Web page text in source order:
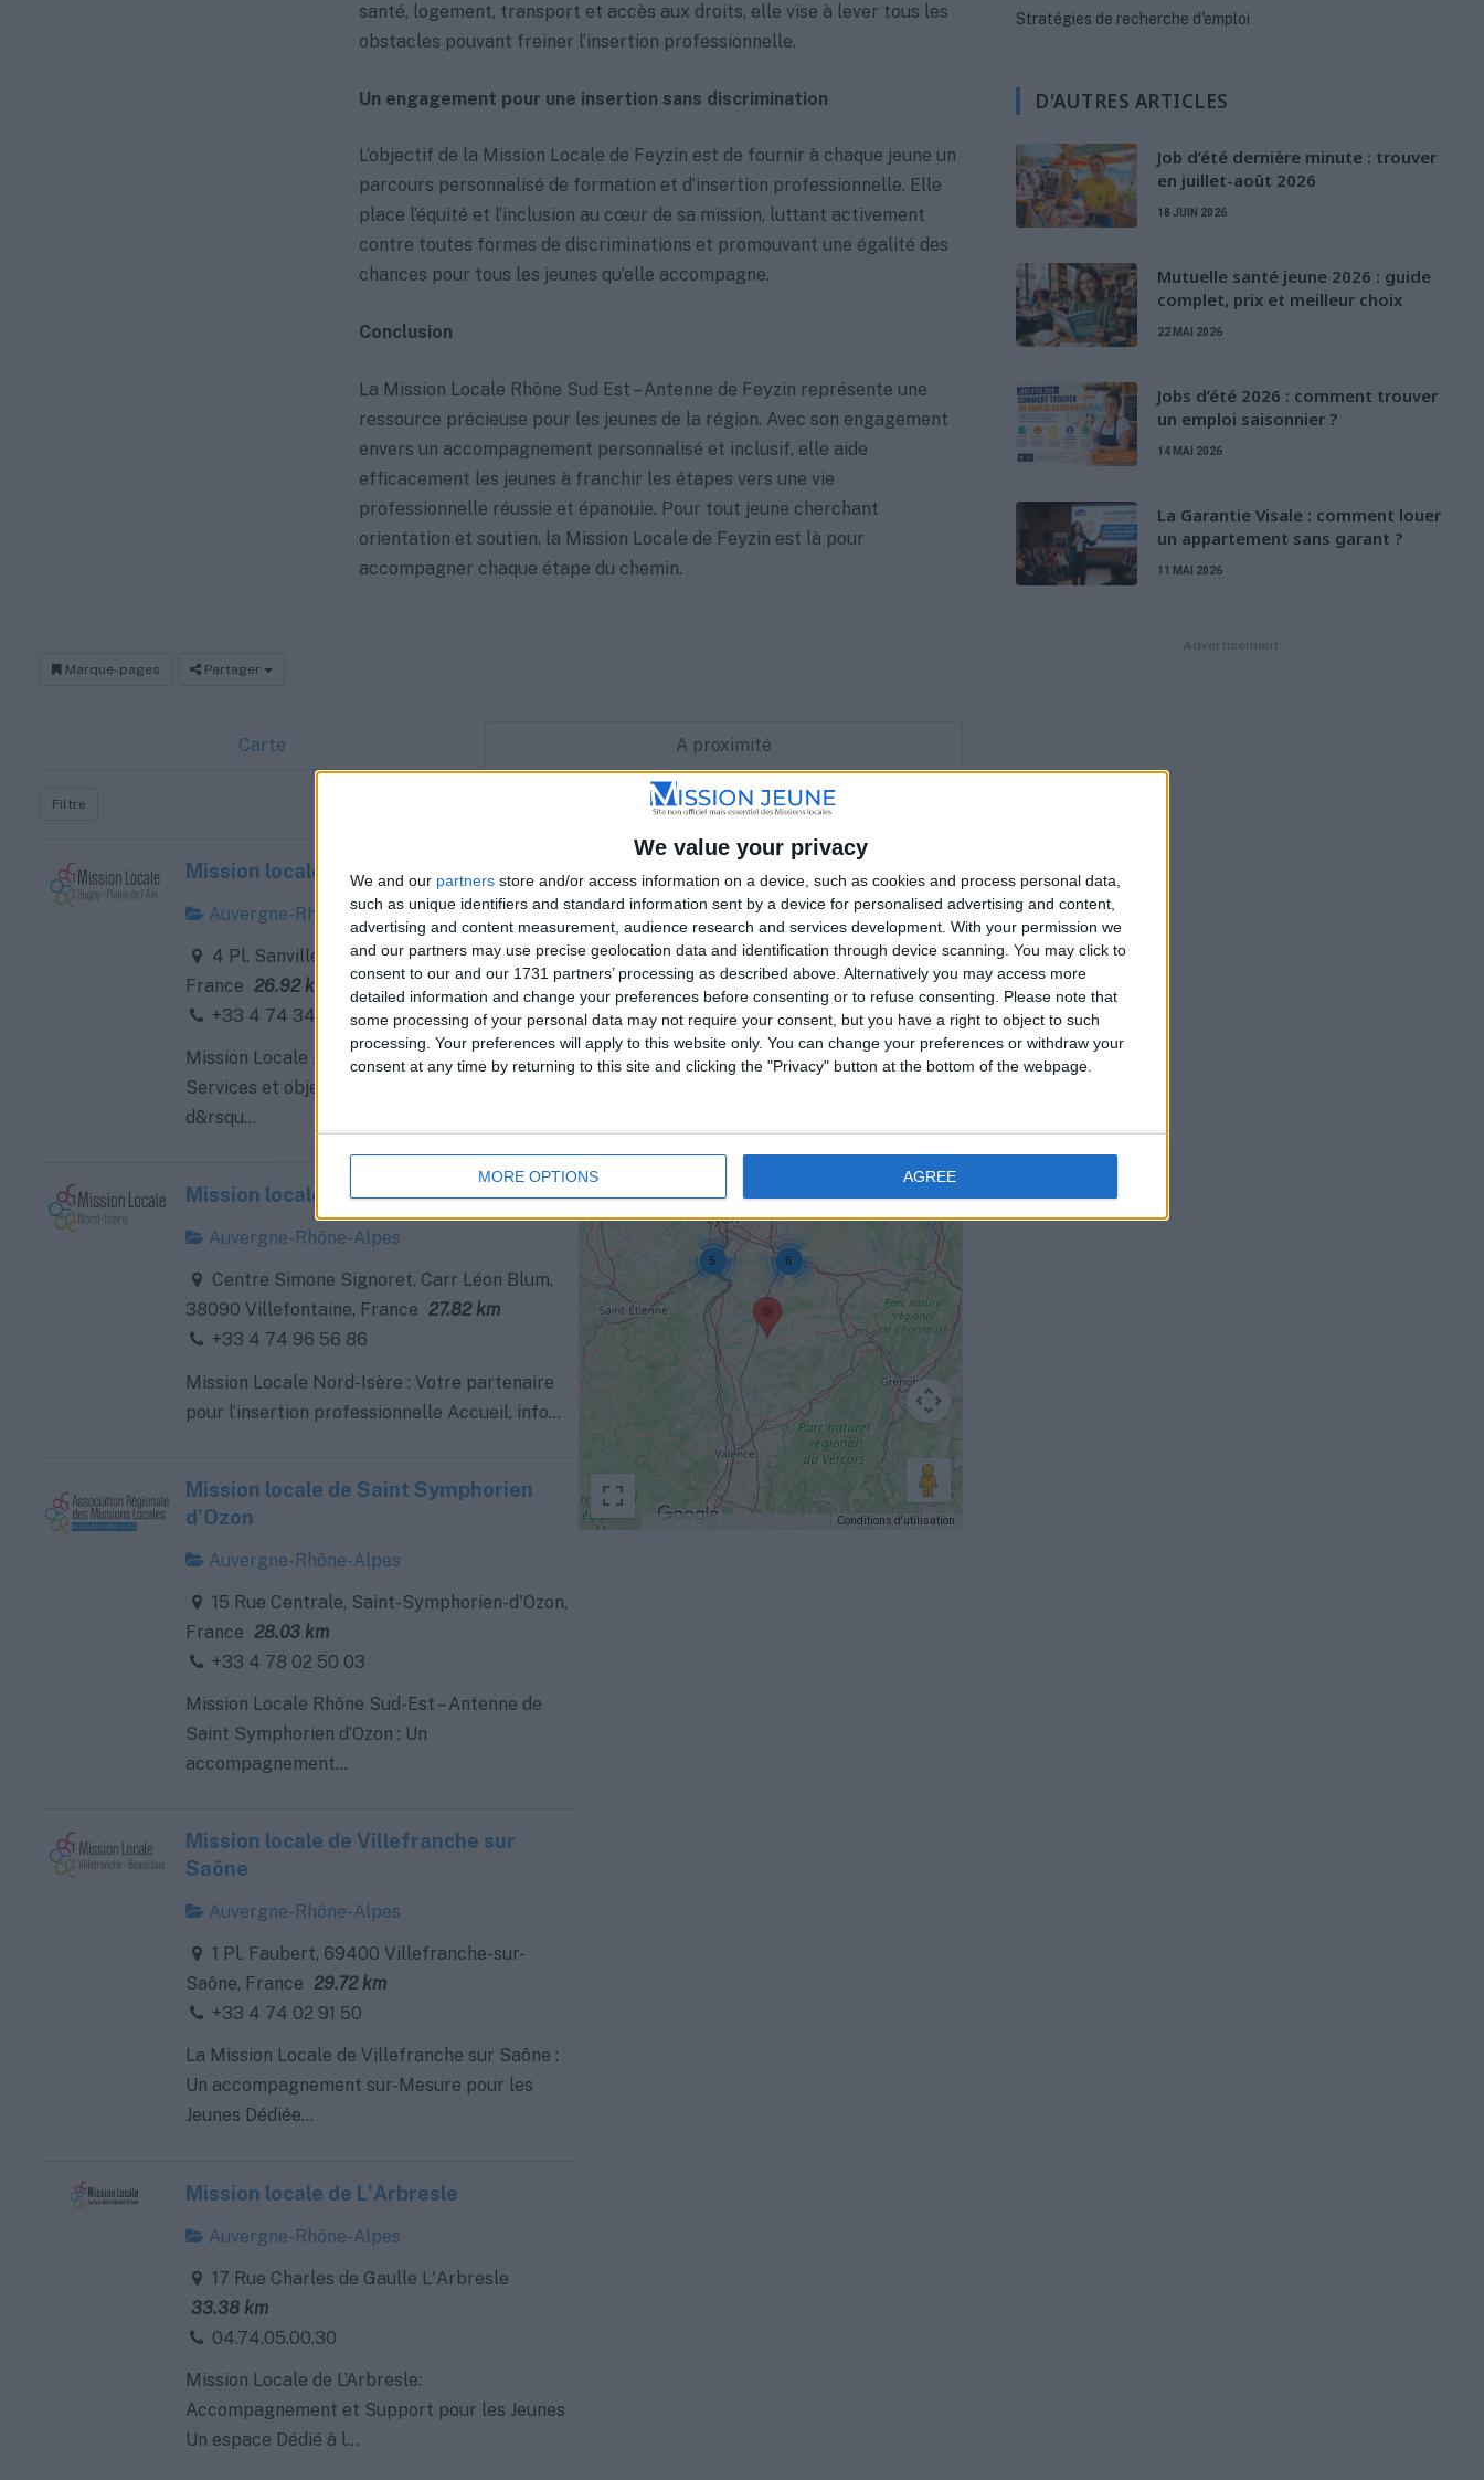
We value your privacy
We and our partners store and/or access information on a device, such as cookies and process personal data,
such as unique identifiers and standard information sent by a device for personalised advertising and content,
advertising and content measurement, audience research and services development. With your permission we
and our partners may use precise geolocation data and identification through device scanning. You may click to
consent to our and our 1731 partners’ processing as described above. Alternatively you may access more
detailed information and change your preferences before consenting or to refuse consenting.
Please note that
some processing of your personal data may not require your consent, but you have a right to object to such
processing. Your preferences will apply to this website only. You can change your preferences or withdraw your
consent at any time by returning to this site and clicking the "Privacy" button at the bottom of the webpage.
MORE OPTIONS AGREE
santé, logement, transport et accès aux droits, elle vise à lever tous les
obstacles pouvant freiner l’insertion professionnelle.
Un engagement pour une insertion sans discrimination
L’objectif de la Mission Locale de Feyzin est de fournir à chaque jeune un
parcours personnalisé de formation et d’insertion professionnelle. Elle
place l’équité et l’inclusion au cœur de sa mission, luttant activement
contre toutes formes de discriminations et promouvant une égalité des
chances pour tous les jeunes qu’elle accompagne.
Conclusion
La Mission Locale Rhône Sud Est – Antenne de Feyzin représente une
ressource précieuse pour les jeunes de la région. Avec son engagement
envers un accompagnement personnalisé et inclusif, elle aide
efficacement les jeunes à franchir les étapes vers une vie
professionnelle réussie et épanouie. Pour tout jeune cherchant
orientation et soutien, la Mission Locale de Feyzin est là pour
accompagner chaque étape du chemin.
Marque-pages Partager
Carte A proximité
Filtre
Mission locale Ambérieu en Bugey
Auvergne-Rhône-Alpes
4 Pl. Sanville, 01500 Ambérieu-en-Bugey,
France 26.92 km
+33 4 74 34 61 22
Mission Locale Jeunes Bugey Plaine de l’Ain
Services et objectifs La Mission Locale
d&rsqu...
Mission locale de Villefontaine
Auvergne-Rhône-Alpes
Centre Simone Signoret, Carr Léon Blum,
38090 Villefontaine, France 27.82 km
+33 4 74 96 56 86
Mission Locale Nord-Isère : Votre partenaire
pour l’insertion professionnelle Accueil, info...
Mission locale de Saint Symphorien
d'Ozon
Auvergne-Rhône-Alpes
15 Rue Centrale, Saint-Symphorien-d'Ozon,
France 28.03 km
+33 4 78 02 50 03
Mission Locale Rhône Sud-Est – Antenne de
Saint Symphorien d’Ozon : Un
accompagnement...
Mission locale de Villefranche sur
Saône
Auvergne-Rhône-Alpes
1 Pl. Faubert, 69400 Villefranche-sur-
Saône, France 29.72 km
+33 4 74 02 91 50
La Mission Locale de Villefranche sur Saône :
Un accompagnement sur-Mesure pour les
Jeunes Dédiée...
Mission locale de L'Arbresle
Auvergne-Rhône-Alpes
17 Rue Charles de Gaulle L'Arbresle
33.38 km
04.74.05.00.30
Mission Locale de L’Arbresle:
Accompagnement et Support pour les Jeunes
Un espace Dédié à l...
Relancer la recherche lorsque la carte est déplacée
6
5
OSM
Conditions d'utilisation
Stratégies de recherche d'emploi
D'AUTRES ARTICLES
Job d’été dernière minute : trouver
en juillet-août 2026
18 JUIN 2026
Mutuelle santé jeune 2026 : guide
complet, prix et meilleur choix
22 MAI 2026
Jobs d’été 2026 : comment trouver
un emploi saisonnier ?
14 MAI 2026
La Garantie Visale : comment louer
un appartement sans garant ?
11 MAI 2026
Advertisement